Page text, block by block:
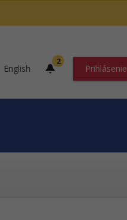
English
2
Prihlásenie